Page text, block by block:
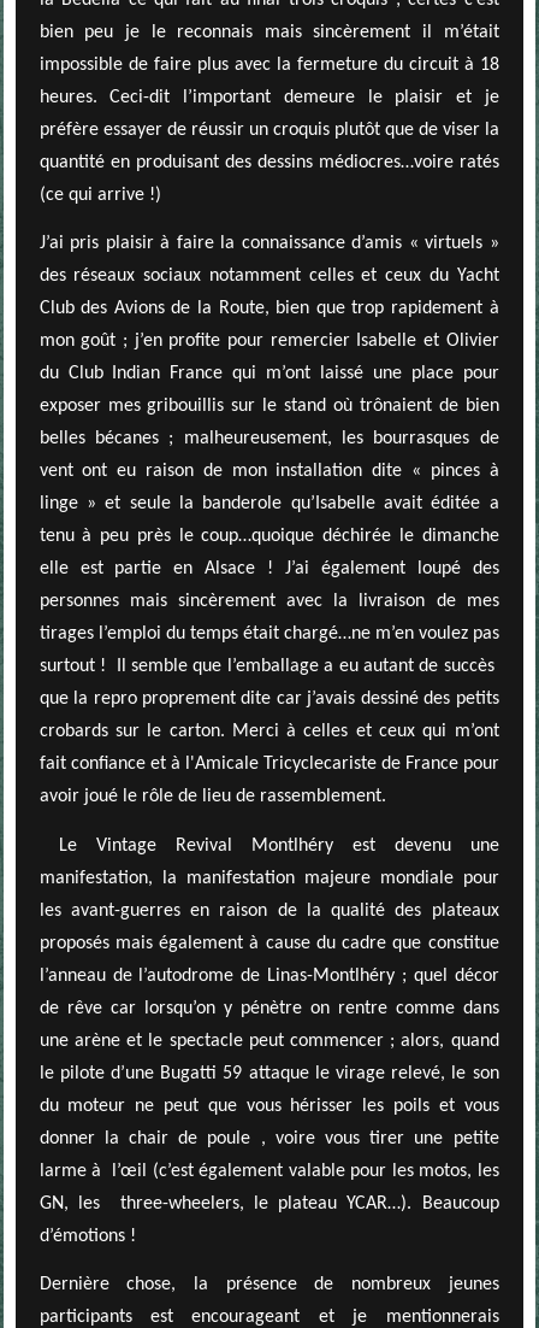
bien peu je le reconnais mais sincèrement il m’était
impossible de faire plus avec la fermeture du circuit à 18
heures. Ceci-dit l’important demeure le plaisir et je
préfère essayer de réussir un croquis plutôt que de viser la
quantité en produisant des dessins médiocres…voire ratés
(ce qui arrive !)
J’ai pris plaisir à faire la connaissance d’amis « virtuels »
des réseaux sociaux notamment celles et ceux du Yacht
Club des Avions de la Route, bien que trop rapidement à
mon goût ; j’en profite pour remercier Isabelle et Olivier
du Club Indian France qui m’ont laissé une place pour
exposer mes gribouillis sur le stand où trônaient de bien
belles bécanes ; malheureusement, les bourrasques de
vent ont eu raison de mon installation dite « pinces à
linge » et seule la banderole qu’Isabelle avait éditée a
tenu à peu près le coup…quoique déchirée le dimanche
elle est partie en Alsace ! J’ai également loupé des
personnes mais sincèrement avec la livraison de mes
tirages l’emploi du temps était chargé…ne m’en voulez pas
surtout ! Il semble que l’emballage a eu autant de succès
que la repro proprement dite car j’avais dessiné des petits
crobards sur le carton. Merci à celles et ceux qui m’ont
fait confiance et à l'Amicale Tricyclecariste de France pour
avoir joué le rôle de lieu de rassemblement.
Le Vintage Revival Montlhéry est devenu une
manifestation, la manifestation majeure mondiale pour
les avant-guerres en raison de la qualité des plateaux
proposés mais également à cause du cadre que constitue
l’anneau de l’autodrome de Linas-Montlhéry ; quel décor
de rêve car lorsqu’on y pénètre on rentre comme dans
une arène et le spectacle peut commencer ; alors, quand
le pilote d’une Bugatti 59 attaque le virage relevé, le son
du moteur ne peut que vous hérisser les poils et vous
donner la chair de poule , voire vous tirer une petite
larme à
l’œil (c’est également valable pour les motos, les
GN, les
three-wheelers, le plateau YCAR…). Beaucoup
d’émotions !
Dernière chose, la présence de nombreux jeunes
participants est encourageant et je mentionnerais